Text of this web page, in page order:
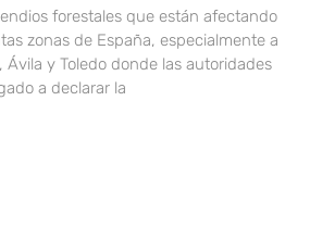
forestales que están afectando
zonas de España, especialmente a
Ávila y Toledo donde las autoridades
a declarar la